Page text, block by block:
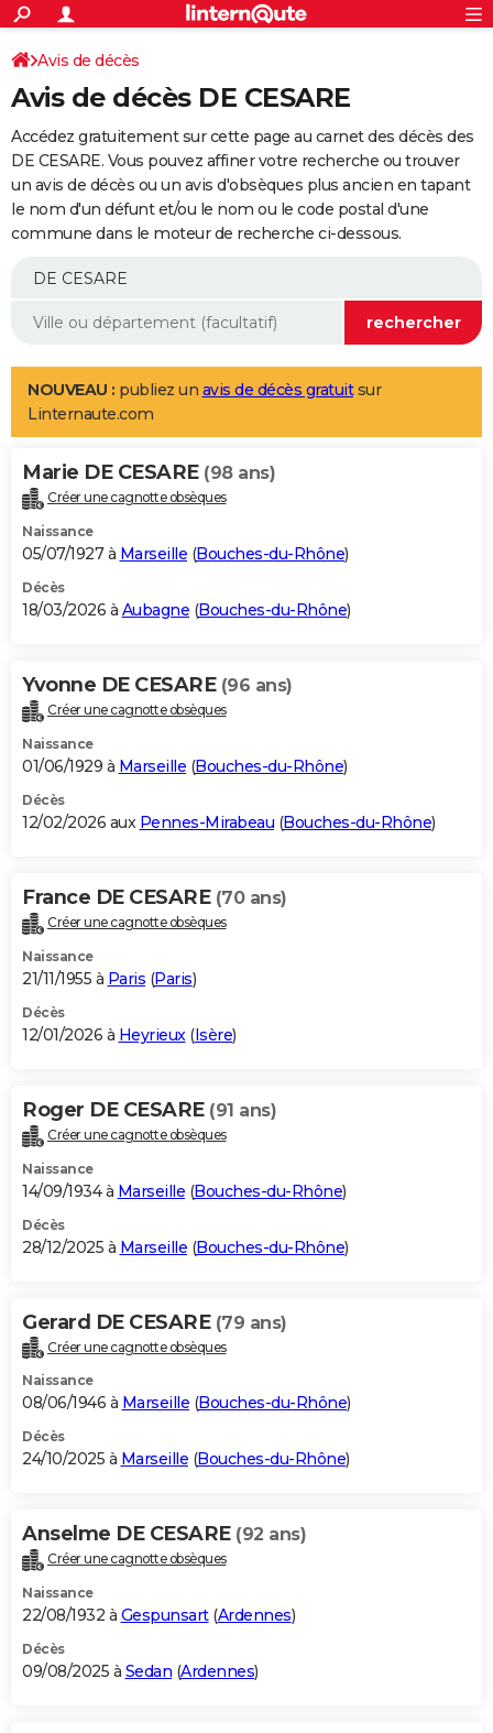
ACTUALITÉS
Politique
Société
Faits Divers
Education
Monde
Villes
+
SPORT
Coupe du monde 2026
Football
Tennis
Cyclisme
Rugby
Forum
Programme TV
TNT
Streaming
Cinéma
Sorties cinéma
Musique
+
FINANCE
Impôts
Immobilier
Risques naturels par ville
Banque
Assurance
Crédit
AUTO
Essais
Réserver un essai
Citadines
Berlines
SUV
Forum auto
+
Mobiles
Meilleur smartphone
Internet
Ordinateurs
Jeux vidéo
Guide high-tech
Aménagement intérieur
LIFESTYLE
Art de vivre
Bien-être
Loisirs
Mode
Modes de vie
Alimentation
Guide de la santé
Maladies
Médicaments
Sommeil
VOYAGE
Destinations
City break
Voyage nature
Voyage de noces
Forum
Climat
+PHOTO
GUIDES D'ACHAT
BONS PLANS
Carte de Noël
Carte Bonne année
Carte Saint-Valentin
Carte Pâques
Carte d'anniversaire
DICTIONNAIRE
Dictionnaire
Biographies
Citations
Expressions
Proverbes
PROGRAMME TV
S'inscrire
Se connecter
Lycées
Collèges
Primaires
Universités
Entreprises
Service militaire
Avis de recherche
AVIS DE DÉCÈS
Bricolage
Lifestyle
Culture
Sport
Auto
Television
Voyage
Cinema
Avis de décès
Avis de décès DE CESARE
Accédez gratuitement sur cette page au carnet des décès des
DE CESARE. Vous pouvez affiner votre recherche ou trouver
un avis de décès ou un avis d'obsèques plus ancien en tapant
le nom d'un défunt et/ou le nom ou le code postal d'une
commune dans le moteur de recherche ci-dessous.
NOUVEAU : publiez un avis de décès gratuitsur
Linternaute.com
Marie DE CESARE (98 ans)
Créer une cagnotte obsèques
Naissance
05/07/1927 à Marseille (Bouches-du-Rhône)
Décès
18/03/2026 à Aubagne (Bouches-du-Rhône)
Yvonne DE CESARE (96 ans)
Créer une cagnotte obsèques
Naissance
01/06/1929 à Marseille (Bouches-du-Rhône)
Décès
12/02/2026 aux Pennes-Mirabeau (Bouches-du-Rhône)
France DE CESARE (70 ans)
Créer une cagnotte obsèques
Naissance
21/11/1955 à Paris (Paris)
Décès
12/01/2026 à Heyrieux(Isère)
Roger DE CESARE (91 ans)
Créer une cagnotte obsèques
Naissance
14/09/1934 à Marseille (Bouches-du-Rhône)
Décès
28/12/2025 à Marseille (Bouches-du-Rhône)
Gerard DE CESARE (79 ans)
Créer une cagnotte obsèques
Naissance
08/06/1946 à Marseille (Bouches-du-Rhône)
Décès
24/10/2025 à Marseille (Bouches-du-Rhône)
Anselme DE CESARE (92 ans)
Créer une cagnotte obsèques
Naissance
22/08/1932 à Gespunsart(Ardennes)
Décès
09/08/2025 à Sedan (Ardennes)